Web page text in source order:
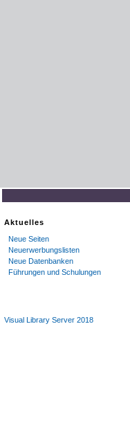
Aktuelles
Neue Seiten
Neuerwerbungslisten
Neue Datenbanken
Führungen und Schulungen
Visual Library Server 2018